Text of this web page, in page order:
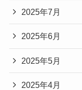
2025年7月
2025年6月
2025年5月
2025年4月